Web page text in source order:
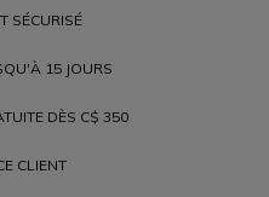
SÉCURISÉ
15 JOURS
DÈS C$ 350
CLIENT